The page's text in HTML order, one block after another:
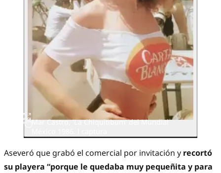
Mar Castro, 'La Chiquitibum' del Mundial
Aseveró que grabó el comercial por invitación y recortó
su playera “porque le quedaba muy pequeñita y para